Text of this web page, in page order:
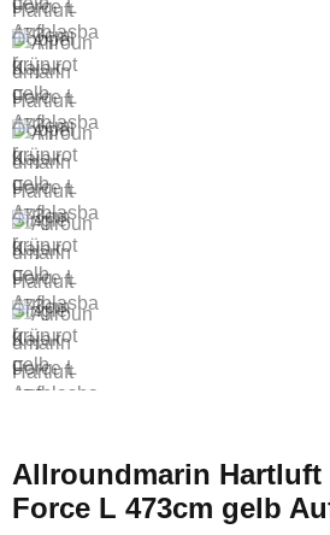
Allroundmarin Hartluft
Force L 473cm gelb